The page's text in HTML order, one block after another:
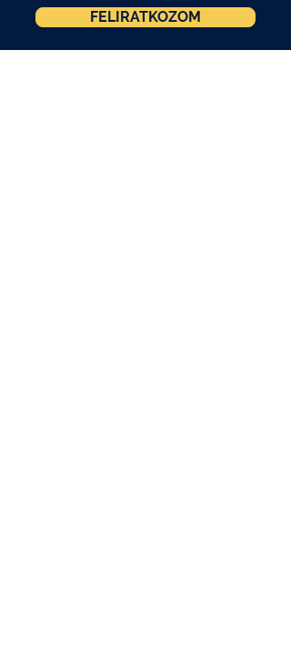
FELIRATKOZOM